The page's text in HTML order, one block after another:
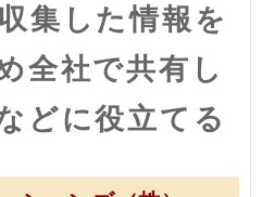
集した情報を
全社で共有し
どに役立てる